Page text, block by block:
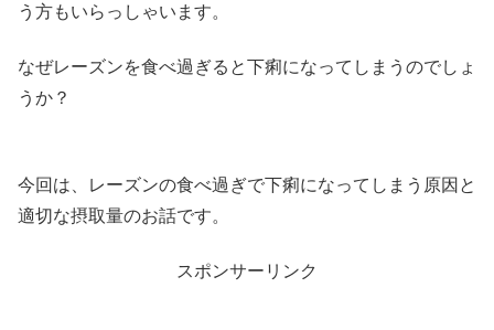
う方もいらっしゃいます。
なぜレーズンを食べ過ぎると下痢になってしまうのでしょ
うか？
今回は、レーズンの食べ過ぎで下痢になってしまう原因と
適切な摂取量のお話です。
スポンサーリンク